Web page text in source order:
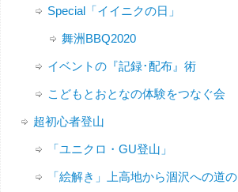
Special「イイニクの日」
舞洲BBQ2020
イベントの『記録･配布』術
こどもとおとなの体験をつなぐ会
超初心者登山
「ユニクロ・GU登山」
「絵解き」上高地から涸沢への道